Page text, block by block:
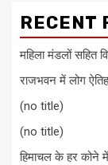
RECENT
महिला मंडलों सहित
राजभवन में लोग
(no title)
(no title)
हिमाचल के हर कोने